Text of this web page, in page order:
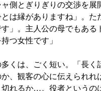
側とぎりぎりの交渉を展
とは縁がありますね」。
」。主人公の母でもあ
つ女性です」
くは、ごく短い。「長く
か、観客の心に伝えられ
切れるか…。役者というの